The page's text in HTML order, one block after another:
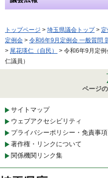
トップページ > 埼玉県議会トップ>
定例会 > 令和6年9月定例会 一般質問
> 尾花瑛仁（自民）
> 令和6年9月定
仁議員）
ページ
サイトマップ
ウェブアクセシビリティ
プライバシーポリシー・免責事項
著作権・リンクについて
関係機関リンク集